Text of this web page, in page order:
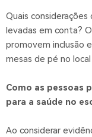
Quais
levadas em conta?
promovem inclusão
mesas de pé no
Como as pessoas
para a saúde no
Ao considerar